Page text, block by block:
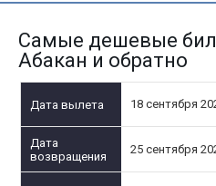
Самые дешевые
Абакан и обратно
18 сентября
25 сентября